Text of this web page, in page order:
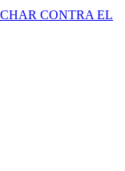
CONTRA EL